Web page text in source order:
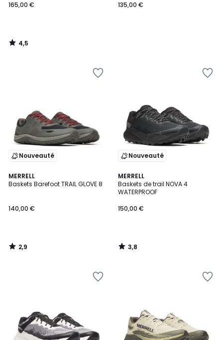
165,00 €
4,5
/
135,00 €
Nouveauté
MERRELL
Baskets Barefoot TRAIL GLOVE 8
140,00 €
2,9
/ 5
2,9
/
Nouveauté
MERRELL
Baskets de trail NOVA 4
WATERPROOF
150,00 €
3,8
/ 5
3,8
/